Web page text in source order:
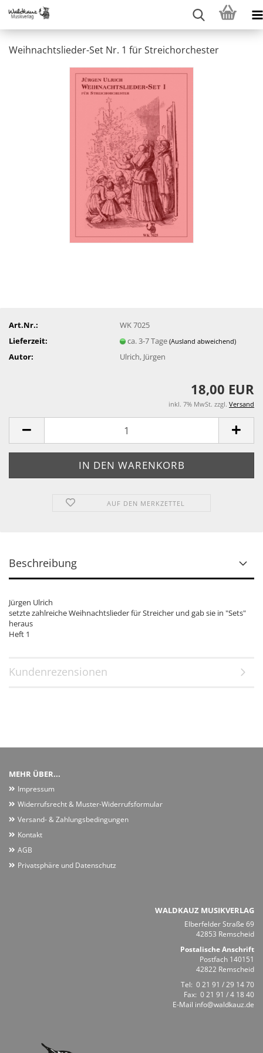
Weihnachtslieder-Set Nr. 1 für Streichorchester
Art.Nr.:
WK 7025
Lieferzeit:
ca. 3-7 Tage(Ausland abweichend)
Autor: Ulrich, Jürgen
18,00 EUR
inkl. 7% MwSt. zzgl. Versand
AUF DEN MERKZETTEL
Beschreibung
Jürgen Ulrich
setzte zahlreiche Weihnachtslieder für Streicher und gab sie in "Sets"
heraus
Heft 1
Kundenrezensionen
MEHR ÜBER...
Impressum
Widerrufsrecht & Muster-Widerrufsformular
Versand- & Zahlungsbedingungen
Kontakt
AGB
Privatsphäre und Datenschutz
WALDKAUZ MUSIKVERLAG
Elberfelder Straße 69
42853 Remscheid
Postalische Anschrift
Postfach 140151
42822 Remscheid
Tel: 0 21 91 / 29 14 70
Fax: 0 21 91 / 4 18 40
E-Mail info@waldkauz.de